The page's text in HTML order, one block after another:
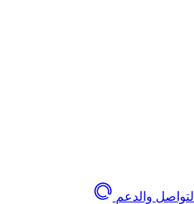
التواصل والدعم